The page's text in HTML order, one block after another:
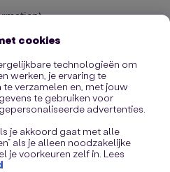
.
cookies
technologieën om
werken, je ervaring te
verzamelen en, met jouw
te gebruiken voor
advertenties.
je akkoord gaat met alle
als je alleen noodzakelijke
je voorkeuren zelf in. Lees